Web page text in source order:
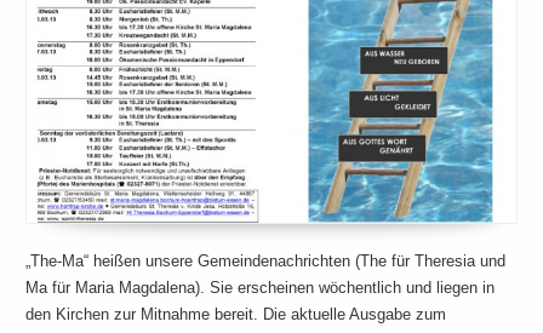
„The-Ma“ heißen unsere Gemeindenachrichten (The für Theresia und
Ma für Maria Magdalena). Sie erscheinen wöchentlich und liegen in
den Kirchen zur Mitnahme bereit. Die aktuelle Ausgabe zum